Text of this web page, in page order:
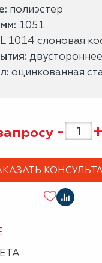
полиэстер
1051
1014 слоновая
двустороннее
оцинкованная
- +